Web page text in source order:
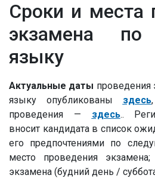
Сроки и места
экзамена по
языку
Актуальные даты проведения
языку опубликованы здесь
проведения — здесь..
вносит кандидата в список
его предпочтениями по
место проведения
экзамена (будний день /